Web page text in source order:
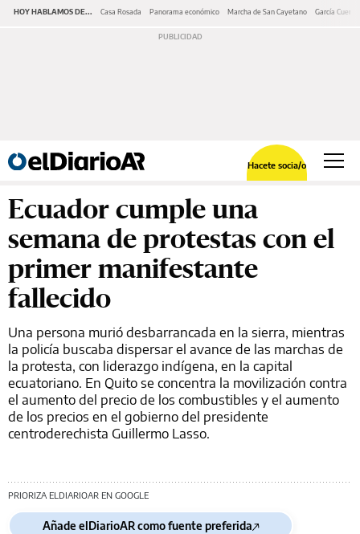
HOY HABLAMOS DE... Casa Rosada Panorama económico Marcha de San Cayetano García Cuerva
Hacete socia/o
Ecuador cumple una
semana de protestas con el
primer manifestante
fallecido
Una persona murió desbarrancada en la sierra, mientras
la policía buscaba dispersar el avance de las marchas de
la protesta, con liderazgo indígena, en la capital
ecuatoriano. En Quito se concentra la movilización contra
el aumento del precio de los combustibles y el aumento
de los precios en el gobierno del presidente
centroderechista Guillermo Lasso.
PRIORIZA ELDIARIOAR EN GOOGLE
Añade elDiarioAR como fuente preferida